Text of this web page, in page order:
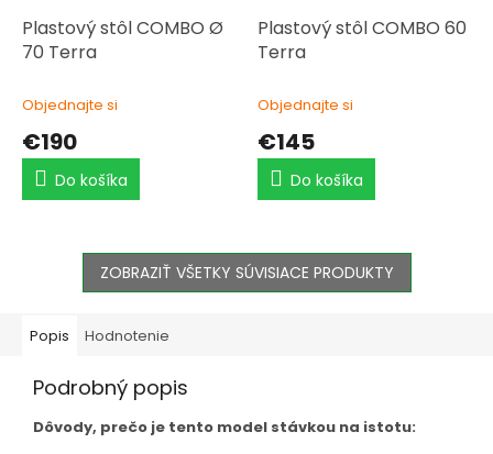
Plastový stôl COMBO Ø
70 Terra
Objednajte si
€190
Do košíka
Plastový stôl COMBO 60
Terra
Objednajte si
€145
Do košíka
ZOBRAZIŤ VŠETKY SÚVISIACE PRODUKTY
Popis Hodnotenie
Podrobný popis
Dôvody, prečo je tento model stávkou na istotu: